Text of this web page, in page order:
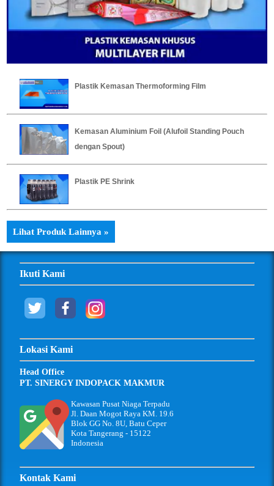
Plastik Kemasan Thermoforming Film
Kemasan Aluminium Foil (Alufoil Standing Pouch
dengan Spout)
Plastik PE Shrink
Lihat Produk Lainnya »
Ikuti Kami
Lokasi Kami
Head Office
PT. SINERGY INDOPACK MAKMUR
Kawasan Pusat Niaga Terpadu
Jl. Daan Mogot Raya KM. 19.6
Blok GG No. 8U, Batu Ceper
Kota Tangerang - 15122
Indonesia
Kontak Kami